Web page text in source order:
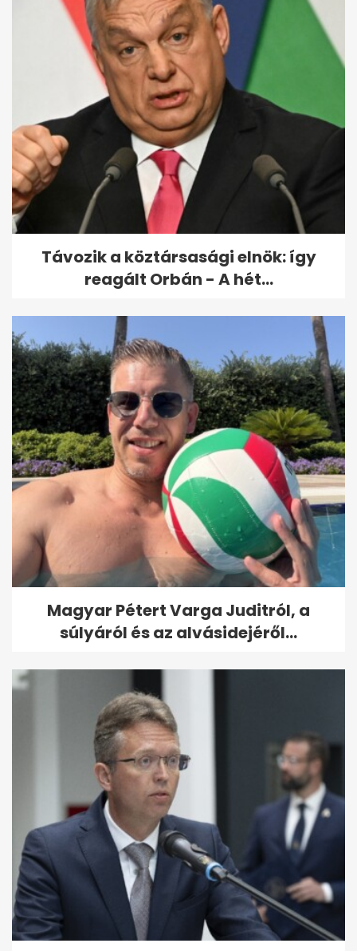
Távozik a köztársasági elnök: így
reagált Orbán - A hét...
Magyar Pétert Varga Juditról, a
súlyáról és az alvásidejéről...